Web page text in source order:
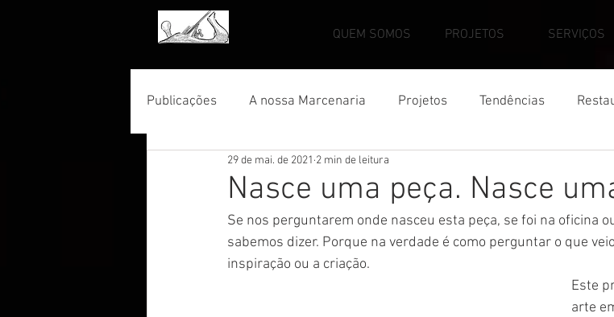
QUEM SOMOS PROJETOS SERVIÇOS
Publicações A nossa Marcenaria Projetos Tendências
Nasce uma peça. Nasce
29 de mai. de 2021 2 min de leitura
Se nos perguntarem onde nasceu esta peça, se foi na oficina
sabemos dizer. Porque na verdade é como perguntar o que
inspiração ou a criação.
Este
arte